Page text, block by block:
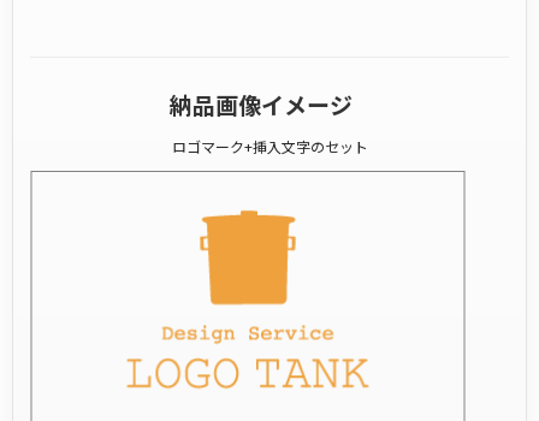
納品画像イメージ
ロゴマーク+挿入文字のセット